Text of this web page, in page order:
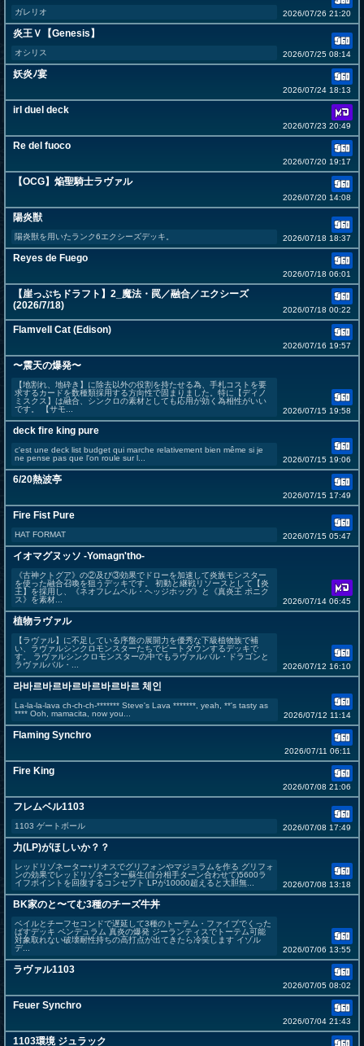
ガレリオ 2026/07/26 21:20
炎王Ｖ【Genesis】
オシリス 2026/07/25 08:14
妖炎ﾉ宴
2026/07/24 18:13
irl duel deck
2026/07/23 20:49
Re del fuoco
2026/07/20 19:17
【OCG】焔聖騎士ラヴァル
2026/07/20 14:08
陽炎獣
陽炎獣を用いたランク6エクシーズデッキ。 2026/07/18 18:37
Reyes de Fuego
2026/07/18 06:01
【崖っぷちドラフト】2_魔法・罠／融合／エクシーズ
(2026/7/18)
2026/07/18 00:22
Flamvell Cat (Edison)
2026/07/16 19:57
〜震天の爆発〜
【地割れ、地砕き】に除去以外の役割を持たせる為、手札コストを要
求するカードを数種類採用する方向性で固まりました。特に【ディノ
ミスクス】は融合、シンクロの素材としても応用が効く為相性がいい
です。 【サモ...
2026/07/15 19:58
deck fire king pure
c'est une deck list budget qui marche relativement bien même si je
ne pense pas que l'on roule sur l...
2026/07/15 19:06
6/20熱波亭
2026/07/15 17:49
Fire Fist Pure
HAT FORMAT 2026/07/15 05:47
イオマグヌッソ -Yomagn'tho-
《古神クトグア》の②及び③効果でドローを加速して炎族モンスター
を使った融合召喚を狙うデッキです。 初動と継戦リソースとして【炎
王】を採用し、《ネオフレムベル・ヘッジホッグ》と《真炎王 ポニク
ス》を素材...
2026/07/14 06:45
植物ラヴァル
【ラヴァル】に不足している序盤の展開力を優秀な下級植物族で補
い、ラヴァルシンクロモンスターたちでビートダウンするデッキで
す。 ラヴァルシンクロモンスターの中でもラヴァルバル・ドラゴンと
ラヴァルバル・...
2026/07/12 16:10
라바르바르바르바르바르바르 체인
La-la-la-lava ch-ch-ch-******* Steve's Lava *******, yeah, **'s tasty as
**** Ooh, mamacita, now you...
2026/07/12 11:14
Flaming Synchro
2026/07/11 06:11
Fire King
2026/07/08 21:06
フレムベル1103
1103 ゲートボール 2026/07/08 17:49
力(LP)がほしいか？？
レッドリゾネーター+リオスでグリフォンやマジョラムを作る グリフォ
ンの効果でレッドリゾネーター蘇生(自分相手ターン合わせて)5600ラ
イフポイントを回復するコンセプト LPが10000超えると大胆無...
2026/07/08 13:18
BK家のと〜てむ3種のチーズ牛丼
ベイルとチーフセコンドで遅延して3種のトーテム・ファイブでくった
ばすデッキ ペンデュラム 真炎の爆発 ジーランティスでトーテム可能
対象取れない破壊耐性持ちの高打点が出てきたら冷笑します イゾル
デ...
2026/07/06 13:55
ラヴァル1103
2026/07/05 08:02
Feuer Synchro
2026/07/04 21:43
1103環境 ジュラック